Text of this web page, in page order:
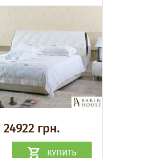
24922 грн.
КУПИТЬ